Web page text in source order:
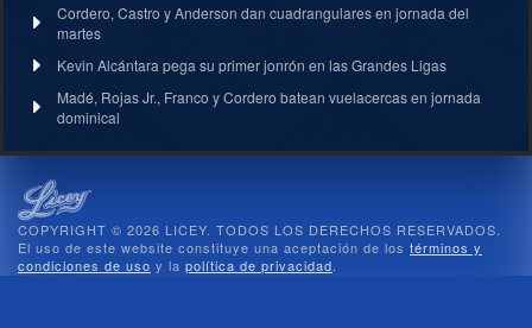
Cordero, Castro y Anderson dan cuadrangulares en jornada del
martes
Kevin Alcántara pega su primer jonrón en las Grandes Ligas
Madé, Rojas Jr., Franco y Cordero batean vuelacercas en jornada
dominical
COPYRIGHT © 2026 LICEY. TODOS LOS DERECHOS RESERVADOS.
El uso de este website constituye una aceptación de los términos y
condiciones de uso y la política de privacidad